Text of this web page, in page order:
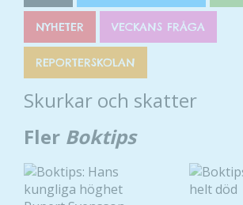
NYHETER VECKANS FRÅGA
REPORTERSKOLAN
Skurkar och skatter
Fler Boktips